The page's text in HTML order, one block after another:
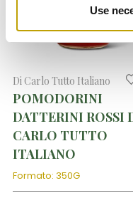
Use
Condimenti
ACETO DI CARLO
BALSAMICO IGP –
VETRO
Formato: 0,25L